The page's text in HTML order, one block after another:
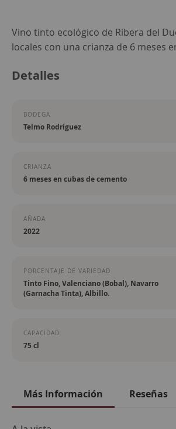
Saltar
al
de
Vino tinto ecológico de Ribera del
locales con una crianza de 6 meses
Detalles
BODEGA
Telmo Rodríguez
CRIANZA
6 meses en cubas de cemento
AÑADA
2022
PORCENTAJE DE VARIEDAD
Tinto Fino, Valenciano (Bobal), Navarro
(Garnacha Tinta), Albillo.
CAPACIDAD
75 cl
Más Información
Más
Reseñas